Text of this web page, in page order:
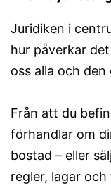
Juridiken i
hur påverkar
oss alla och
Från att du
förhandlar om
bostad – eller
regler, lagar